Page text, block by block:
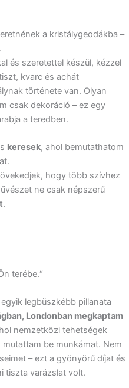
a kristálygeodákba –
és szeretettel készül, kézzel
kvarc és achát
története van. Olyan
csak dekoráció – ez egy
a teredben.
keresek, ahol bemutathatom
hogy több szívhez
ne csak népszerű
.
terébe.“
legbüszkébb pillanata
Londonban megkaptam
nemzetközi tehetségek
be munkámat. Nem
– ezt a gyönyörű díjat és
tiszta varázslat volt.